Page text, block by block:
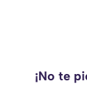
¡No te